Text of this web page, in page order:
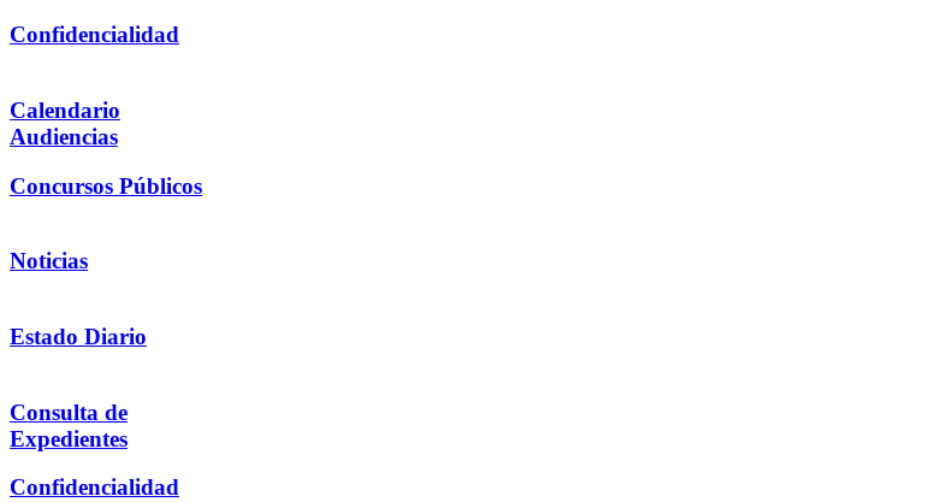
Confidencialidad
Calendario
Audiencias
Concursos Públicos
Noticias
Estado Diario
Consulta de
Expedientes
Confidencialidad